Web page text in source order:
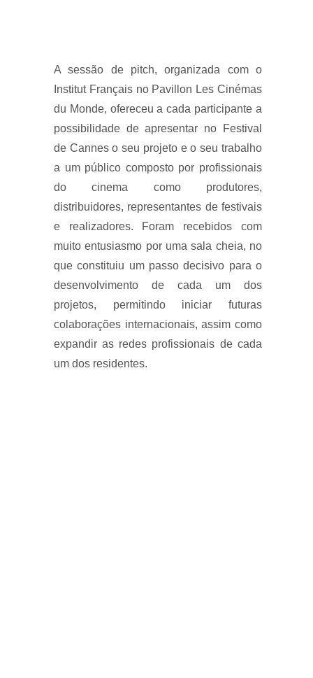
A sessão de pitch, organizada com o
Institut Français no Pavillon Les Cinémas
du Monde, ofereceu a cada participante a
possibilidade de apresentar no Festival
de Cannes o seu projeto e o seu trabalho
a um público composto por profissionais
do cinema como produtores,
distribuidores, representantes de festivais
e realizadores. Foram recebidos com
muito entusiasmo por uma sala cheia, no
que constituiu um passo decisivo para o
desenvolvimento de cada um dos
projetos, permitindo iniciar futuras
colaborações internacionais, assim como
expandir as redes profissionais de cada
um dos residentes.